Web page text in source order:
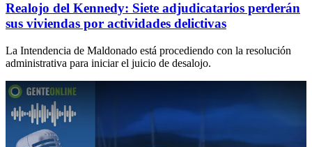
Realojo del Kennedy: Siete adjudicatarios perderán
sus viviendas por actividades delictivas
La Intendencia de Maldonado está procediendo con la resolución
administrativa para iniciar el juicio de desalojo.